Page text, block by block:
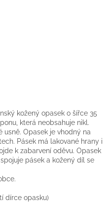
kožený opasek o šířce 35
která neobsahuje nikl.
usně. Opasek je vhodný na
Pásek má lakované hrany i
k zabarvení oděvu. Opasek
pásek a kožený díl se
dírce opasku)